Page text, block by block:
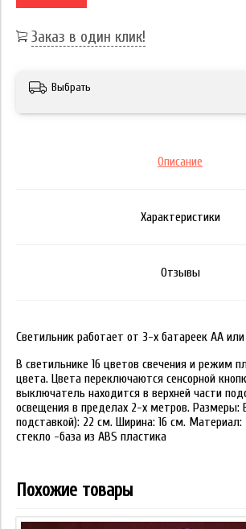
Заказ в один клик!
Выбрать
Описание
Характеристики
Отзывы
Светильник работает от 3-х батареек АА
В светильнике 16 цветов свечения и режим
цвета. Цвета переключаются сенсорной
выключатель находится в верхней части
освещения в пределах 2-х метров. Размеры:
подставкой): 22 см. Ширина: 16 см. Материал:
стекло -база из ABS пластика
Похожие товары